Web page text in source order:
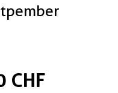
CHF